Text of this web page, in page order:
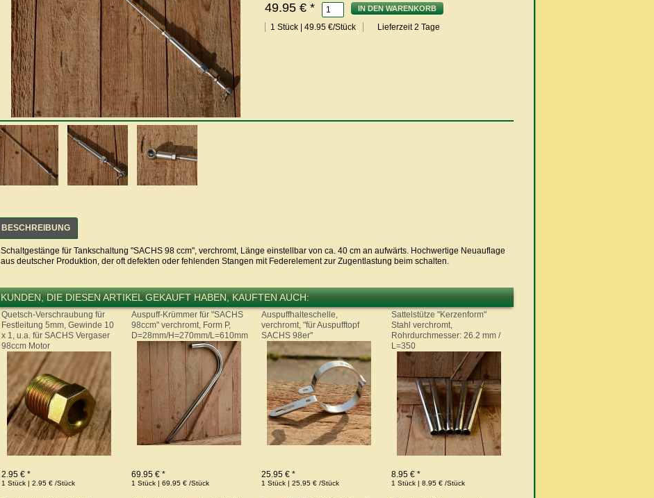
49.95 € * IN DEN WARENKORB
1 Stück | 49.95 €/Stück Lieferzeit 2 Tage
BESCHREIBUNG
Schaltgestänge für Tankschaltung "SACHS 98 ccm", verchromt, Länge einstellbar von ca. 40 cm an aufwärts. Hochwertige Neuauflage
aus deutscher Produktion, der oft defekten oder fehlenden Stangen mit Federelement zur Zugentlastung beim schalten.
KUNDEN, DIE DIESEN ARTIKEL GEKAUFT HABEN, KAUFTEN AUCH:
Quetsch-Verschraubung für
Festleitung 5mm, Gewinde 10
x 1, u.a. für SACHS Vergaser
98ccm Motor
2.95 € *
1 Stück | 2.95 € /Stück
Auspuff-Krümmer für "SACHS
98ccm" verchromt, Form P,
D=28mm/H=270mm/L=610mm
69.95 € *
1 Stück | 69.95 € /Stück
Auspuffhalteschelle,
verchromt, "für Auspufftopf
SACHS 98er"
25.95 € *
1 Stück | 25.95 € /Stück
Sattelstütze "Kerzenform"
Stahl verchromt,
Rohrdurchmesser: 26.2 mm /
L=350
8.95 € *
1 Stück | 8.95 € /Stück